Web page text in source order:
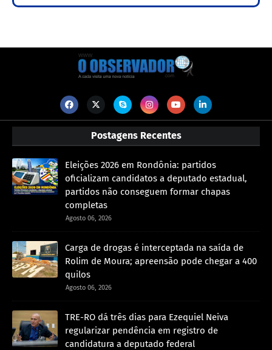
Postagens Recentes
Eleições 2026 em Rondônia: partidos
oficializam candidatos a deputado estadual,
partidos não conseguem formar chapas
completas
Agosto 06, 2026
Carga de drogas é interceptada na saída de
Rolim de Moura; apreensão pode chegar a 400
quilos
Agosto 06, 2026
TRE-RO dá três dias para Ezequiel Neiva
regularizar pendência em registro de
candidatura a deputado federal